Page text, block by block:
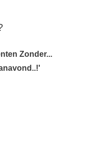
Zonder...